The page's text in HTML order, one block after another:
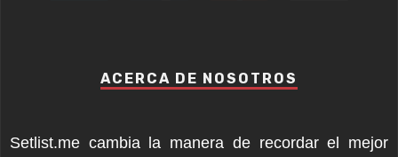
ACERCA DE NOSOTROS
Setlist.me cambia la manera de recordar el mejor